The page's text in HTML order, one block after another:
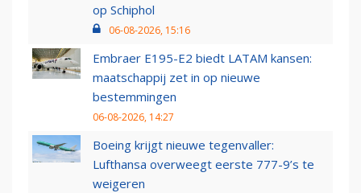
op Schiphol
06-08-2026, 15:16
Embraer E195-E2 biedt LATAM kansen:
maatschappij zet in op nieuwe
bestemmingen
06-08-2026, 14:27
Boeing krijgt nieuwe tegenvaller:
Lufthansa overweegt eerste 777-9’s te
weigeren